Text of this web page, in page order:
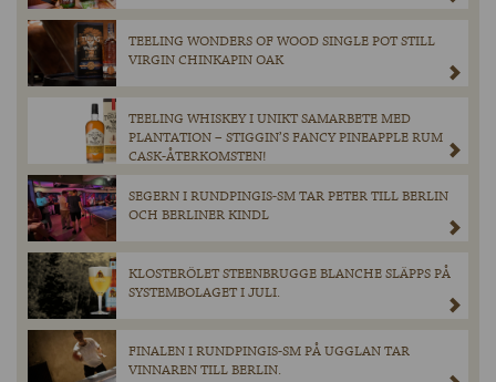
TEELING WONDERS OF WOOD SINGLE POT STILL
VIRGIN CHINKAPIN OAK
TEELING WHISKEY I UNIKT SAMARBETE MED
PLANTATION – STIGGIN’S FANCY PINEAPPLE RUM
CASK-ÅTERKOMSTEN!
SEGERN I RUNDPINGIS-SM TAR PETER TILL BERLIN
OCH BERLINER KINDL
KLOSTERÖLET STEENBRUGGE BLANCHE SLÄPPS PÅ
SYSTEMBOLAGET I JULI.
FINALEN I RUNDPINGIS-SM PÅ UGGLAN TAR
VINNAREN TILL BERLIN.